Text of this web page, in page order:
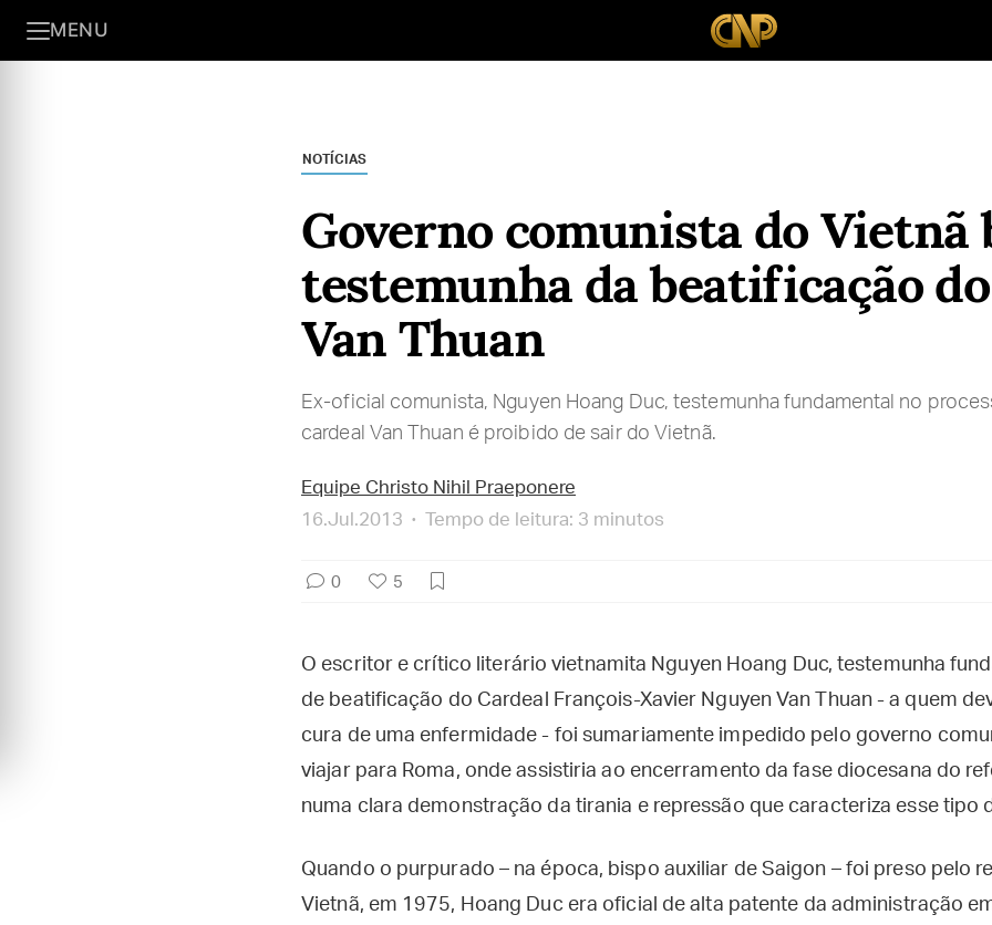
MENU
NOTÍCIAS
Governo comunista do Vietnã
testemunha da beatificação
Van Thuan
Ex-oficial comunista, Nguyen Hoang Duc, testemunha fundamental no
cardeal Van Thuan é proibido de sair do Vietnã.
Equipe Christo Nihil Praeponere
16.Jul.2013
Tempo de leitura: 3 minutos
0 5
O escritor e crítico literário vietnamita Nguyen Hoang Duc, testemunha
de beatificação do Cardeal François-Xavier Nguyen Van Thuan - a quem
cura de uma enfermidade - foi sumariamente impedido pelo governo
viajar para Roma, onde assistiria ao encerramento da fase diocesana do
numa clara demonstração da tirania e repressão que caracteriza esse tipo
Quando o purpurado – na época, bispo auxiliar de Saigon – foi preso pelo
Vietnã, em 1975, Hoang Duc era oficial de alta patente da administração